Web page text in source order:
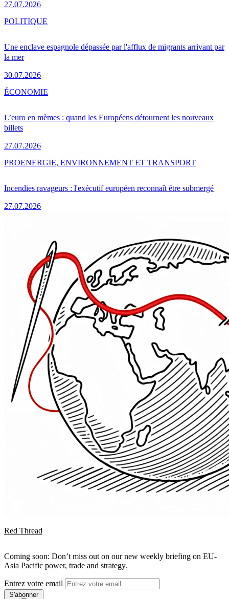
27.07.2026
Une enclave espagnole dépassée par l'afflux de migrants arrivant par
la mer
30.07.2026
POLITIQUE
L’euro en mèmes : quand les Européens détournent les nouveaux
billets
27.07.2026
ÉCONOMIE
Incendies ravageurs : l'exécutif européen reconnaît être submergé
27.07.2026
PROENERGIE, ENVIRONNEMENT ET TRANSPORT
Red Thread
Coming soon: Don’t miss out on our new weekly briefing on EU-
Asia Pacific power, trade and strategy.
Entrez votre email
S'abonner